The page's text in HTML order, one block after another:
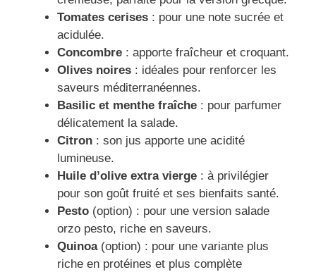
Tomates cerises : pour une note sucrée et
acidulée.
Concombre : apporte fraîcheur et croquant.
Olives noires : idéales pour renforcer les
saveurs méditerranéennes.
Basilic et menthe fraîche : pour parfumer
délicatement la salade.
Citron : son jus apporte une acidité
lumineuse.
Huile d’olive extra vierge : à privilégier
pour son goût fruité et ses bienfaits santé.
Pesto (option) : pour une version salade
orzo pesto, riche en saveurs.
Quinoa(option) : pour une variante plus
riche en protéines et plus complète